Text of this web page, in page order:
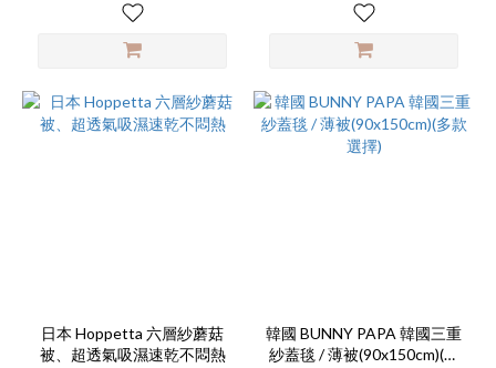
日本 Hoppetta 六層紗蘑菇
被、超透氣吸濕速乾不悶熱
韓國 BUNNY PAPA 韓國三重
紗蓋毯 / 薄被(90x150cm)(多